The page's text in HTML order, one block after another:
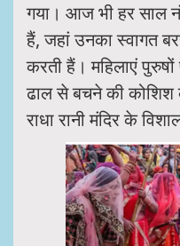
गया। आज भी हर साल
हैं, जहां उनका स्वागत
करती हैं। महिलाएं
ढाल से बचने की
राधा रानी मंदिर के